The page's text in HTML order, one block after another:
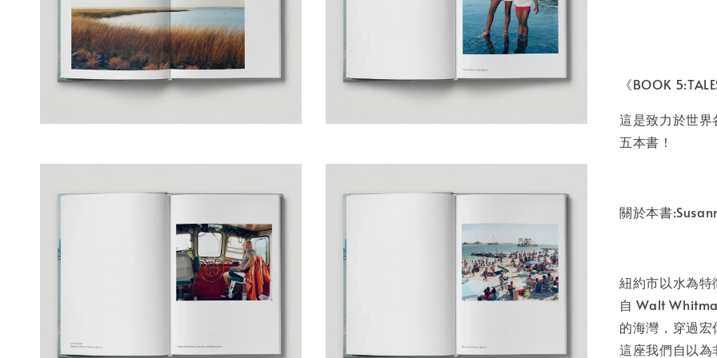
NT$ 50
《BOOK
這是致力於世界
五本書！
關於本書
紐約市以水為
自 Walt
的海灣，穿過
這座我們自以